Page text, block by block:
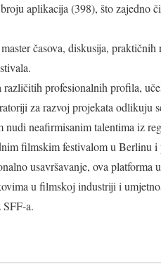
aplikacija (398), što zajedno
časova, diskusija,
profesionalnih profila,
za razvoj projekata odlikuju
neafirmisanim talentima iz
filmskim festivalom u Berlinu
usavršavanje, ova platforma
u filmskoj industriji i
a.